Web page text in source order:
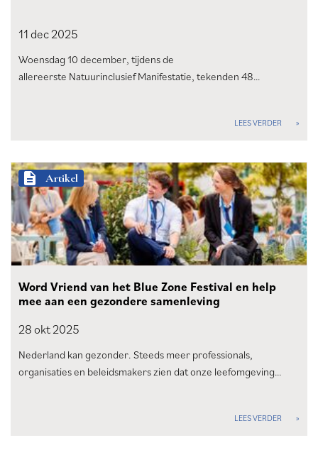
11 dec2025
Woensdag 10 december, tijdens de
allereerste Natuurinclusief Manifestatie, tekenden 48…
LEES VERDER
description Artikel
Word Vriend van het Blue Zone Festival en help
mee aan een gezondere samenleving
28 okt2025
Nederland kan gezonder. Steeds meer professionals,
organisaties en beleidsmakers zien dat onze leefomgeving…
LEES VERDER